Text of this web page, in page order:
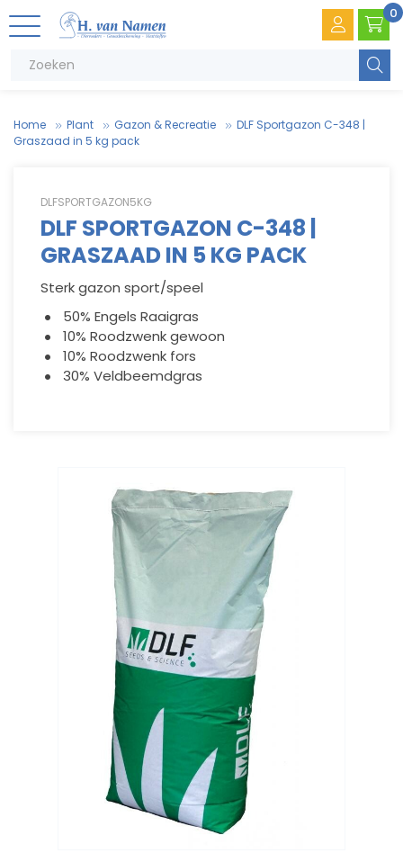
Ve
0
Home Plant Gazon & Recreatie
DLF Sportgazon C-348 |
Graszaad in 5 kg pack
DLFSPORTGAZON5KG
DLF SPORTGAZON C-348 |
GRASZAAD IN 5 KG PACK
Sterk gazon sport/speel
50% Engels Raaigras
10% Roodzwenk gewoon
10% Roodzwenk fors
30% Veldbeemdgras